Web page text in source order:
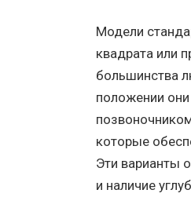
Модели
квадрата или
большинства
положении
которые
Эти варианты
и наличие